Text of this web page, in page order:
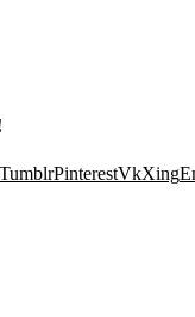
TumblrPinterestVkXing